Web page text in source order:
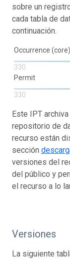
sobre un
cada tabla de
continuación.
Occurrence (core)
330
Permit
330
Este IPT
repositorio de
recurso están
sección
versiones del
del público y
el recurso a lo
Versiones
La siguiente